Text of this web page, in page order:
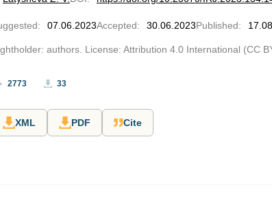
: 07.06.2023Accepted: 30.06.2023Published:
authors. License: Attribution 4.0 International (CC
2773 33
XML PDF Cite